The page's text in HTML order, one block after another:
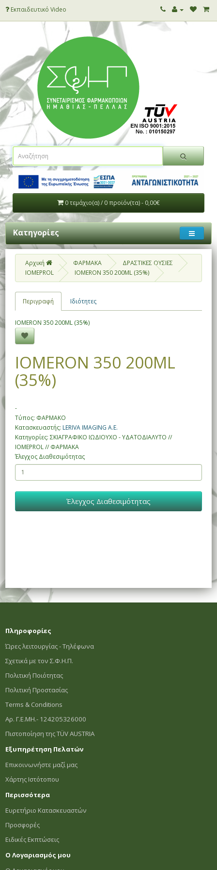
Εκπαιδευτικό Video
0 τεμάχιο(α) / 0 προϊόν(τα) - 0,00€
Κατηγορίες
Αρχική ΦΑΡΜΑΚΑ
ΔΡΑΣΤΙΚΕΣ ΟΥΣΙΕΣ
IOMEPROL
IOMERON 350 200ML (35%)
Περιγραφή Ιδιότητες
IOMERON 350 200ML (35%)
IOMERON 350 200ML
(35%)
-
Τύπος: ΦΑΡΜΑΚΟ
Κατασκευαστής: LERIVA IMAGING A.E.
Κατηγορίες: ΣΚΙΑΓΡΑΦΙΚΟ ΙΩΔΙΟΥΧΟ - ΥΔΑΤΟΔΙΑΛΥΤΟ //
IOMEPROL // ΦΑΡΜΑΚΑ
Έλεγχος Διαθεσιμότητας
Έλεγχος Διαθεσιμότητας
Πληροφορίες
Ώρες λειτουργίας - Τηλέφωνα
Σχετικά με τον Σ.Φ.Η.Π.
Πολιτική Ποιότητας
Πολιτική Προστασίας
Terms & Conditions
Αρ. Γ.Ε.ΜΗ.- 124205326000
Πιστοποίηση της TÜV AUSTRIA
Εξυπηρέτηση Πελατών
Επικοινωνήστε μαζί μας
Χάρτης Ιστότοπου
Περισσότερα
Ευρετήριο Κατασκευαστών
Προσφορές
Ειδικές Εκπτώσεις
Ο Λογαριασμός μου